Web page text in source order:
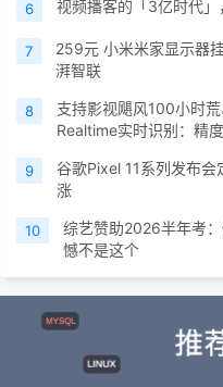
6 视频播客的「3亿时代
7
259元 小米米家显示器
湃智联
8
支持影视飓风100小时
Realtime实时识别：精
9
谷歌Pixel 11系列发布
涨
10
综艺赞助2026半年考
憾不是这个